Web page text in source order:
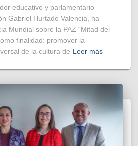
educativo y parlamentario
Gabriel Hurtado Valencia, ha
Mundial sobre la PAZ “Mitad del
finalidad: promover la
de la cultura de Leer más